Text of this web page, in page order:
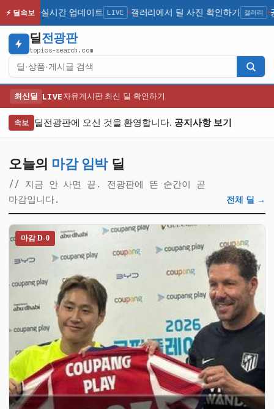
⚡ 딜속보
기 딜 실시간 업데이트 LIVE ●갤러리에서 딜 사진 확인하기 갤러리 ●공
딜 전광판
topics-search.com
검색
최신딜 LIVE 자유게시판 최신 딜 확인하기
속보 딜전광판에 오신 것을 환영합니다. 공지사항 보기
오늘의 마감 임박딜
// 지금 안 사면 끝. 전광판에 뜬 순간이 곧
마감입니다.
전체 딜 →
마감 D-0